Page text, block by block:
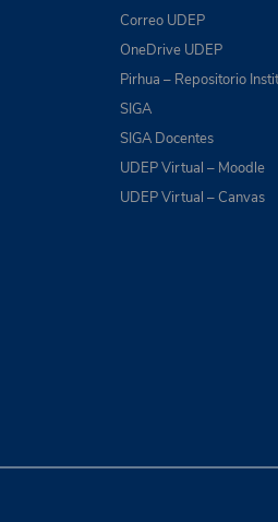
Correo UDEP
OneDrive UDEP
Pirhua – Repositorio
SIGA
SIGA Docentes
UDEP Virtual – Moodle
UDEP Virtual – Canvas